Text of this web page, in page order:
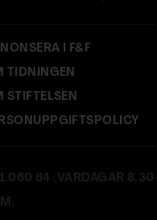
I F&F
TIDNINGEN
STIFTELSEN
060 64 (VARDAGAR